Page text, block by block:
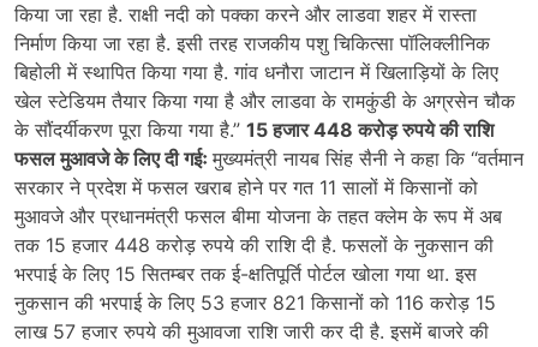
किया जा रहा है. राक्षी नदी को पक्का करने और लाडवा शहर में रास्ता
निर्माण किया जा रहा है. इसी तरह राजकीय पशु चिकित्सा पॉलिक्लीनिक
बिहोली में स्थापित किया गया है. गांव धनौरा जाटान में खिलाड़ियों के लिए
खेल स्टेडियम तैयार किया गया है और लाडवा के रामकुंडी के अग्रसेन चौक
के सौंदर्यीकरण पूरा किया गया है.” 15 हजार 448 करोड़ रुपये की राशि
फसल मुआवजे के लिए दी गईःमुख्यमंत्री नायब सिंह सैनी ने कहा कि “वर्तमान
सरकार ने प्रदेश में फसल खराब होने पर गत 11 सालों में किसानों को
मुआवजे और प्रधानमंत्री फसल बीमा योजना के तहत क्लेम के रूप में अब
तक 15 हजार 448 करोड़ रुपये की राशि दी है. फसलों के नुकसान की
भरपाई के लिए 15 सितम्बर तक ई-क्षतिपूर्ति पोर्टल खोला गया था. इस
नुकसान की भरपाई के लिए 53 हजार 821 किसानों को 116 करोड़ 15
लाख 57 हजार रुपये की मुआवजा राशि जारी कर दी है. इसमें बाजरे की